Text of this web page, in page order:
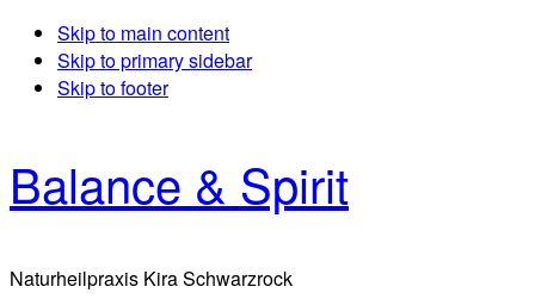
Skip to main content
Skip to primary sidebar
Skip to footer
Balance & Spirit
Naturheilpraxis Kira Schwarzrock